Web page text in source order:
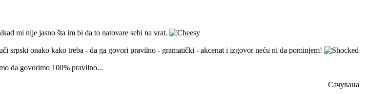
mi nije jasno šta im bi da to natovare sebi na vrat.
srpski onako kako treba - da ga govori pravilno - gramatički - akcenat i izgovor neću ni da pominjem!
da govorimo 100% pravilno...
Сачувана